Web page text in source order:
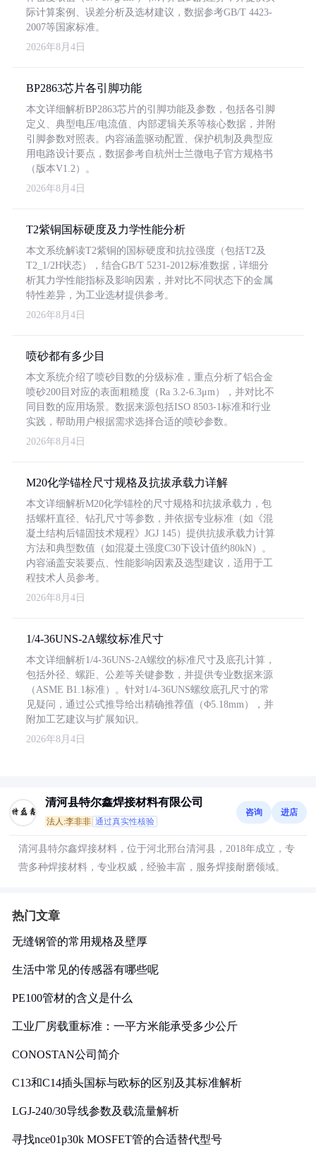
际计算案例、误差分析及选材建议，数据参考GB/T 4423-
2007等国家标准。
2026年8月4日
BP2863芯片各引脚功能
本文详细解析BP2863芯片的引脚功能及参数，包括各引脚
定义、典型电压/电流值、内部逻辑关系等核心数据，并附
引脚参数对照表。内容涵盖驱动配置、保护机制及典型应
用电路设计要点，数据参考自杭州士兰微电子官方规格书
（版本V1.2）。
2026年8月4日
T2紫铜国标硬度及力学性能分析
本文系统解读T2紫铜的国标硬度和抗拉强度（包括T2及
T2_1/2H状态），结合GB/T 5231-2012标准数据，详细分
析其力学性能指标及影响因素，并对比不同状态下的金属
特性差异，为工业选材提供参考。
2026年8月4日
喷砂都有多少目
本文系统介绍了喷砂目数的分级标准，重点分析了铝合金
喷砂200目对应的表面粗糙度（Ra 3.2-6.3μm），并对比不
同目数的应用场景。数据来源包括ISO 8503-1标准和行业
实践，帮助用户根据需求选择合适的喷砂参数。
2026年8月4日
M20化学锚栓尺寸规格及抗拔承载力详解
本文详细解析M20化学锚栓的尺寸规格和抗拔承载力，包
括螺杆直径、钻孔尺寸等参数，并依据专业标准（如《混
凝土结构后锚固技术规程》JGJ 145）提供抗拔承载力计算
方法和典型数值（如混凝土强度C30下设计值约80kN）。
内容涵盖安装要点、性能影响因素及选型建议，适用于工
程技术人员参考。
2026年8月4日
1/4-36UNS-2A螺纹标准尺寸
本文详细解析1/4-36UNS-2A螺纹的标准尺寸及底孔计算，
包括外径、螺距、公差等关键参数，并提供专业数据来源
（ASME B1.1标准）。针对1/4-36UNS螺纹底孔尺寸的常
见疑问，通过公式推导给出精确推荐值（Φ5.18mm），并
附加工艺建议与扩展知识。
2026年8月4日
清河县特尔鑫焊接材料有限公司
法人:李非非 通过真实性核验
咨询 进店
清河县特尔鑫焊接材料，位于河北邢台清河县，2018年成立，专
营多种焊接材料，专业权威，经验丰富，服务焊接耐磨领域。
热门文章
无缝钢管的常用规格及壁厚
生活中常见的传感器有哪些呢
PE100管材的含义是什么
工业厂房载重标准：一平方米能承受多少公斤
CONOSTAN公司简介
C13和C14插头国标与欧标的区别及其标准解析
LGJ-240/30导线参数及载流量解析
寻找nce01p30k MOSFET管的合适替代型号